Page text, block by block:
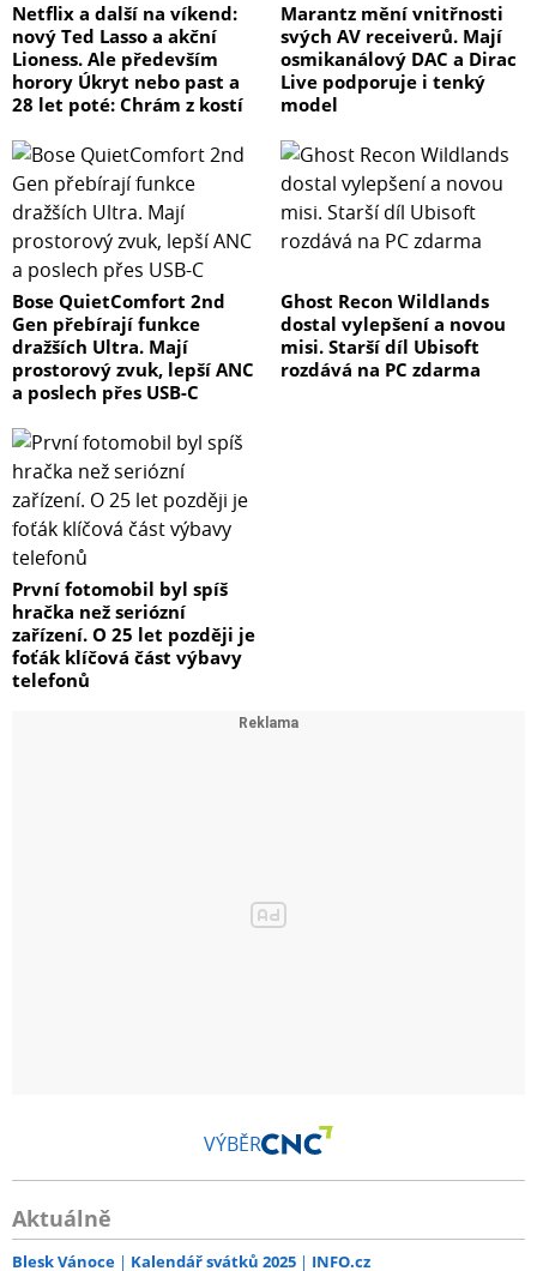
Netflix a další na víkend:
nový Ted Lasso a akční
Lioness. Ale především
horory Úkryt nebo past a
28 let poté: Chrám z kostí
Marantz mění vnitřnosti
svých AV receiverů. Mají
osmikanálový DAC a Dirac
Live podporuje i tenký
model
Bose QuietComfort 2nd
Gen přebírají funkce
dražších Ultra. Mají
prostorový zvuk, lepší ANC
a poslech přes USB-C
Ghost Recon Wildlands
dostal vylepšení a novou
misi. Starší díl Ubisoft
rozdává na PC zdarma
První fotomobil byl spíš
hračka než seriózní
zařízení. O 25 let později je
foťák klíčová část výbavy
telefonů
VÝBĚR
Aktuálně
Blesk Vánoce Kalendář svátků 2025 INFO.cz